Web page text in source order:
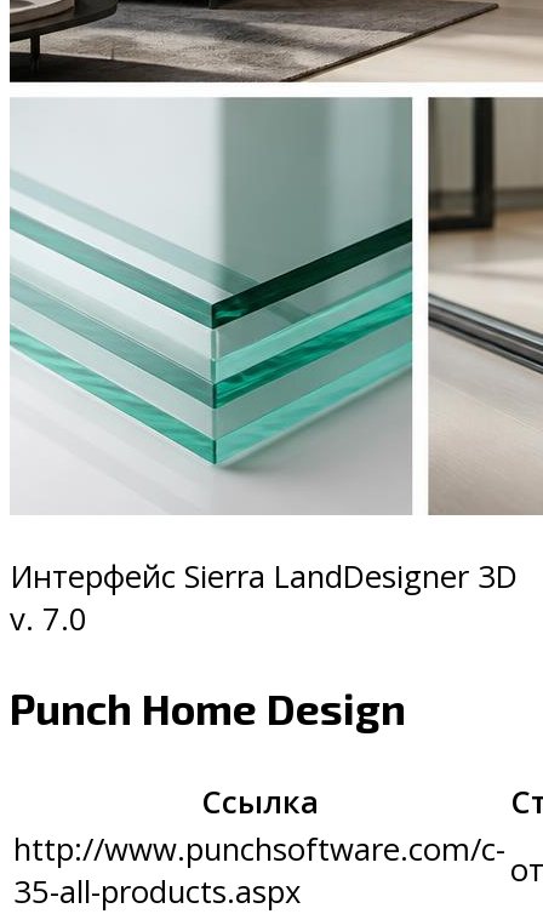
Интерфейс Sierra LandDesigner 3D
v. 7.0
Punch Home Design
Ссылка
http://www.punchsoftware.com/c-
35-all-products.aspx